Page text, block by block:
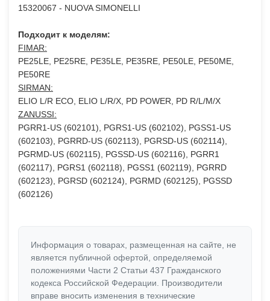
15320067 - NUOVA SIMONELLI
Подходит к моделям:
FIMAR:
PE25LE, PE25RE, PE35LE, PE35RE, PE50LE, PE50ME,
PE50RE
SIRMAN:
ELIO L/R ECO, ELIO L/R/X, PD POWER, PD R/L/M/X
ZANUSSI:
PGRR1-US (602101), PGRS1-US (602102), PGSS1-US
(602103), PGRRD-US (602113), PGRSD-US (602114),
PGRMD-US (602115), PGSSD-US (602116), PGRR1
(602117), PGRS1 (602118), PGSS1 (602119), PGRRD
(602123), PGRSD (602124), PGRMD (602125), PGSSD
(602126)
Информация о товарах, размещенная на сайте, не
является публичной офертой, определяемой
положениями Части 2 Статьи 437 Гражданского
кодекса Российской Федерации. Производители
вправе вносить изменения в технические